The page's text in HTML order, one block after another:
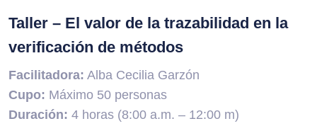
Taller – El valor de la trazabilidad en la
verificación de métodos
Facilitadora: Alba Cecilia Garzón
Cupo: Máximo 50 personas
Duración: 4 horas (8:00 a.m. – 12:00 m)